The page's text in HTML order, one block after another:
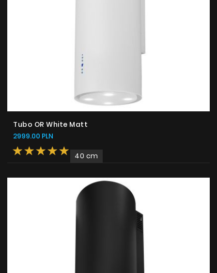
Tubo OR White Matt
2999.00 PLN
40 cm